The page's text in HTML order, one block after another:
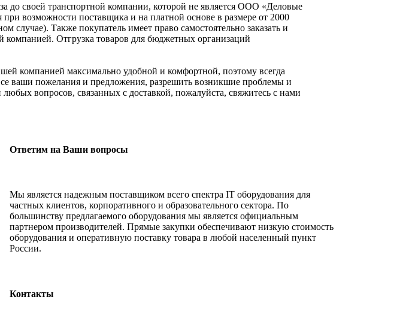
до своей транспортной компании, которой не является ООО «Деловые
возможности поставщика и на платной основе в размере от 2000
случае). Также покупатель имеет право самостоятельно заказать и
компанией. Отгрузка товаров для бюджетных организаций
компанией максимально удобной и комфортной, поэтому всегда
ваши пожелания и предложения, разрешить возникшие проблемы и
вопросов, связанных с доставкой, пожалуйста, свяжитесь с нами
Ответим на Ваши вопросы
Мы является надежным поставщиком всего спектра IT оборудования для
частных клиентов, корпоративного и образовательного сектора. По
большинству предлагаемого оборудования мы является официальным
партнером производителей. Прямые закупки обеспечивают низкую стоимость
оборудования и оперативную поставку товара в любой населенный пункт
России.
Контакты